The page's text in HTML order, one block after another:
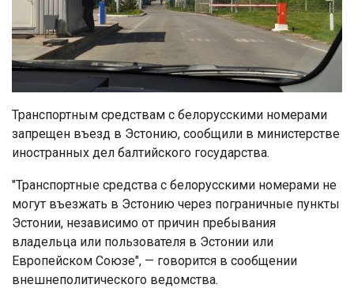
Транспортным средствам с белорусскими номерами
запрещен въезд в Эстонию, сообщили в министерстве
иностранных дел балтийского государства.
"Транспортные средства с белорусскими номерами не
могут въезжать в Эстонию через пограничные пункты
Эстонии, независимо от причин пребывания
владельца или пользователя в Эстонии или
Европейском Союзе", — говорится в сообщении
внешнеполитического ведомства.